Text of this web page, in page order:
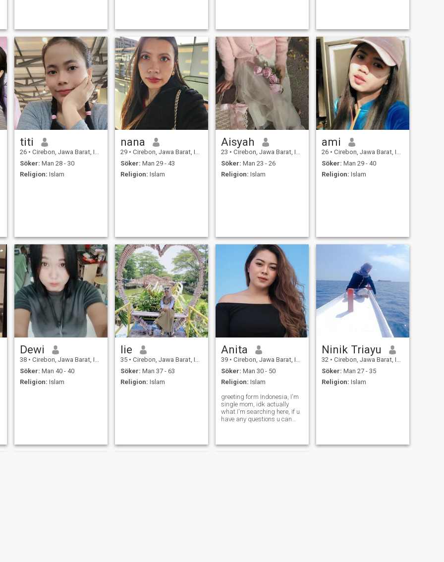
titi
26 • Cirebon, Jawa Barat, Indonesien
Söker: Man 28 - 30
Religion: Islam
nana
29 • Cirebon, Jawa Barat, Indonesien
Söker: Man 29 - 43
Religion: Islam
Aisyah
23 • Cirebon, Jawa Barat, Indonesien
Söker: Man 23 - 26
Religion: Islam
ami
26 • Cirebon, Jawa Barat, Indonesien
Söker: Man 29 - 40
Religion: Islam
Dewi
38 • Cirebon, Jawa Barat, Indonesien
Söker: Man 40 - 40
Religion: Islam
lie
35 • Cirebon, Jawa Barat, Indonesien
Söker: Man 37 - 63
Religion: Islam
Anita
39 • Cirebon, Jawa Barat, Indonesien
Söker: Man 30 - 50
Religion: Islam
greeting form Indonesia, I'm
single mom, idk actually
what I'm searching here, if u
have any questions u can
and can't like back too.. sorry
Ninik Triayu
32 • Cirebon, Jawa Barat, Indonesien
Söker: Man 27 - 35
Religion: Islam